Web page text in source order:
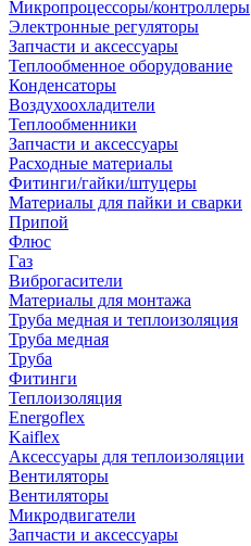
Микропроцессоры/контроллеры
Электронные регуляторы
Запчасти и аксессуары
Теплообменное оборудование
Конденсаторы
Воздухоохладители
Теплообменники
Запчасти и аксессуары
Расходные материалы
Фитинги/гайки/штуцеры
Материалы для пайки и сварки
Припой
Флюс
Газ
Виброгасители
Материалы для монтажа
Труба медная и теплоизоляция
Труба медная
Труба
Фитинги
Теплоизоляция
Energoflex
Kaiflex
Аксессуары для теплоизоляции
Вентиляторы
Вентиляторы
Микродвигатели
Запчасти и аксессуары